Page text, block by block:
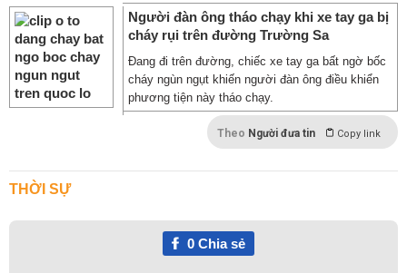
Người đàn ông tháo chạy khi xe tay ga bị
cháy rụi trên đường Trường Sa
Đang đi trên đường, chiếc xe tay ga bất ngờ bốc
cháy ngùn ngụt khiến người đàn ông điều khiển
phương tiện này tháo chạy.
Theo Người đưa tin Copy link
THỜI SỰ
0Chia sẻ